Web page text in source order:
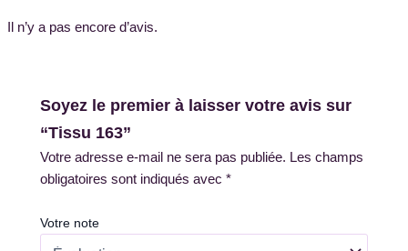
Il n’y a pas encore d’avis.
Soyez le premier à laisser votre avis sur
“Tissu 163”
Votre adresse e-mail ne sera pas publiée. Les champs
obligatoires sont indiqués avec*
Votre note